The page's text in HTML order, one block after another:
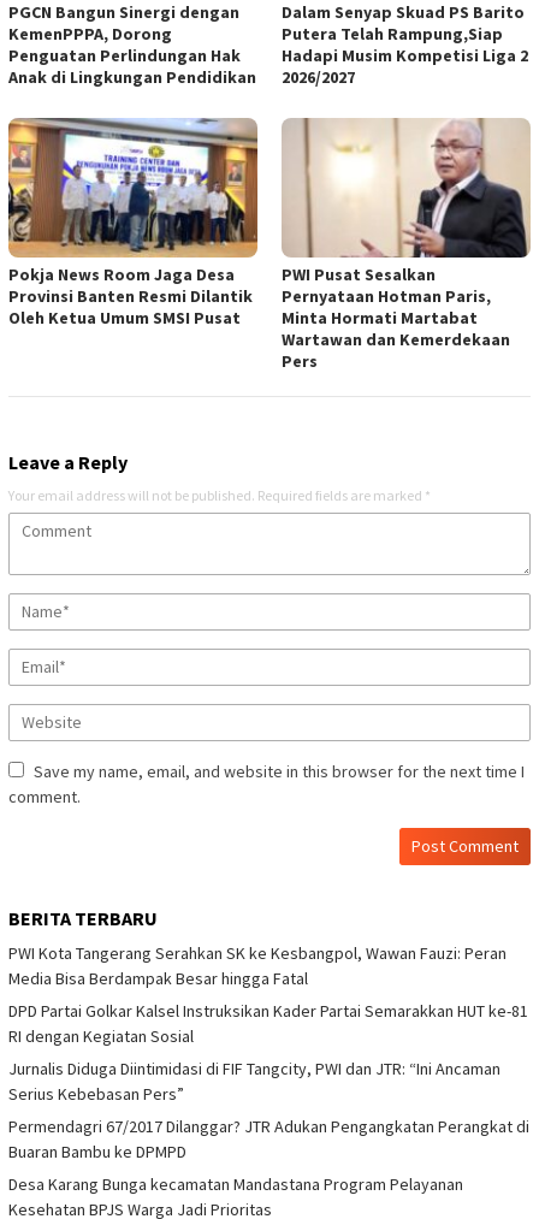
PGCN Bangun Sinergi dengan
KemenPPPA, Dorong
Penguatan Perlindungan Hak
Anak di Lingkungan Pendidikan
Dalam Senyap Skuad PS Barito
Putera Telah Rampung,Siap
Hadapi Musim Kompetisi Liga 2
2026/2027
Pokja News Room Jaga Desa
Provinsi Banten Resmi Dilantik
Oleh Ketua Umum SMSI Pusat
PWI Pusat Sesalkan
Pernyataan Hotman Paris,
Minta Hormati Martabat
Wartawan dan Kemerdekaan
Pers
Leave a Reply
Your email address will not be published. Required fields are marked *
Save my name, email, and website in this browser for the next time I
comment.
BERITA TERBARU
PWI Kota Tangerang Serahkan SK ke Kesbangpol, Wawan Fauzi: Peran
Media Bisa Berdampak Besar hingga Fatal
DPD Partai Golkar Kalsel Instruksikan Kader Partai Semarakkan HUT ke-81
RI dengan Kegiatan Sosial
Jurnalis Diduga Diintimidasi di FIF Tangcity, PWI dan JTR: “Ini Ancaman
Serius Kebebasan Pers”
Permendagri 67/2017 Dilanggar? JTR Adukan Pengangkatan Perangkat di
Buaran Bambu ke DPMPD
Desa Karang Bunga kecamatan Mandastana Program Pelayanan
Kesehatan BPJS Warga Jadi Prioritas